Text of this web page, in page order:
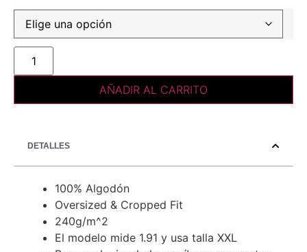
AÑADIR AL CARRITO
DETALLES
100% Algodón
Oversized & Cropped Fit
240g/m^2
El modelo mide 1.91 y usa talla XXL